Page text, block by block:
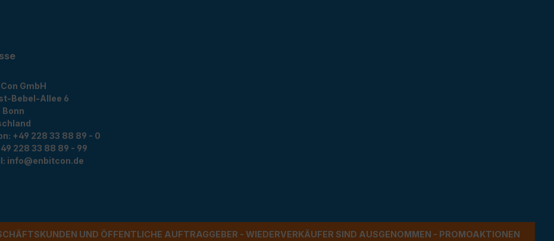
GmbH
Bebel-Allee 6
Bonn
+49 228 33 88 89 - 0
228 33 88 89 - 99
info@enbitcon.de
UND ÖFFENTLICHE AUFTRAGGEBER - WIEDERVERKÄUFER SIND AUSGENOMMEN - PROMOAKTIONEN G